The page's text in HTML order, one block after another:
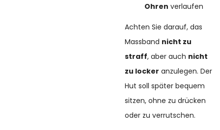
Ohren verlaufen
Achten Sie darauf, das
Massband nicht zu
straff, aber auch nicht
zu locker anzulegen. Der
Hut soll später bequem
sitzen, ohne zu drücken
oder zu verrutschen.